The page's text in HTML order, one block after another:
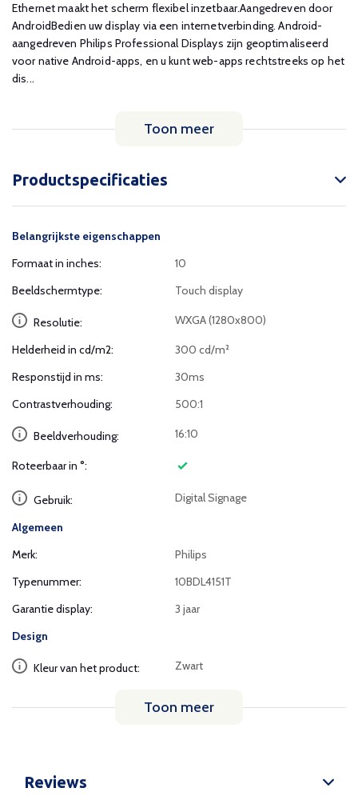
Ethernet maakt het scherm flexibel inzetbaar.Aangedreven door
AndroidBedien uw display via een internetverbinding. Android-
aangedreven Philips Professional Displays zijn geoptimaliseerd
voor native Android-apps, en u kunt web-apps rechtstreeks op het
dis...
Toon meer
Productspecificaties
Belangrijkste eigenschappen
Formaat in inches:
10
Beeldschermtype:
Touch display
Resolutie: WXGA (1280x800)
Helderheid in cd/m2:
300 cd/m²
Responstijd in ms:
30ms
Contrastverhouding:
500:1
Beeldverhouding: 16:10
Roteerbaar in °:
Gebruik: Digital Signage
Algemeen
Merk:
Philips
Typenummer:
10BDL4151T
Garantie display:
3 jaar
Design
Kleur van het product: Zwart
Toon meer
Reviews